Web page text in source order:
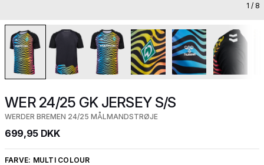
1 / 8
WER 24/25 GK JERSEY S/S
WERDER BREMEN 24/25 MÅLMANDSTRØJE
699,95 DKK
FARVE: MULTI COLOUR